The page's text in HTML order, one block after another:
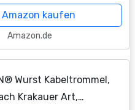
Amazon kaufen
Amazon.de
Wurst Kabeltrommel,
Krakauer Art,